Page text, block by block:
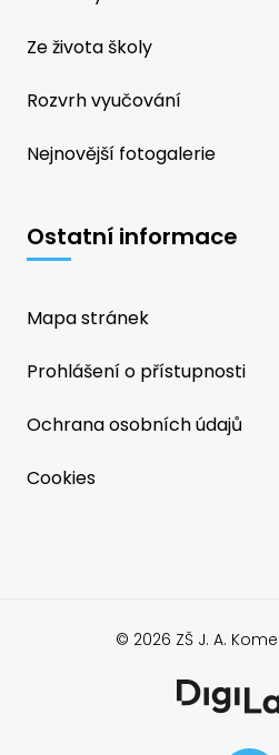
Ze života školy
Rozvrh vyučování
Nejnovější fotogalerie
Ostatní informace
Mapa stránek
Prohlášení o přístupnosti
Ochrana osobních údajů
Cookies
© 2026 ZŠ J. A.